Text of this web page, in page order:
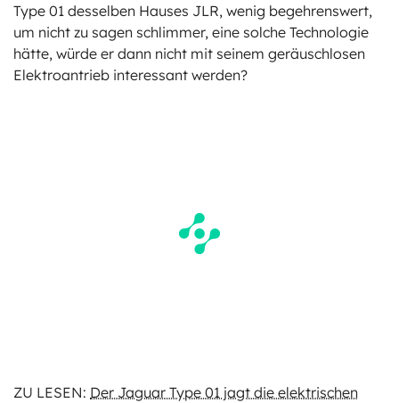
Type 01 desselben Hauses JLR, wenig begehrenswert,
um nicht zu sagen schlimmer, eine solche Technologie
hätte, würde er dann nicht mit seinem geräuschlosen
Elektroantrieb interessant werden?
ZU LESEN: Der Jaguar Type 01 jagt die elektrischen